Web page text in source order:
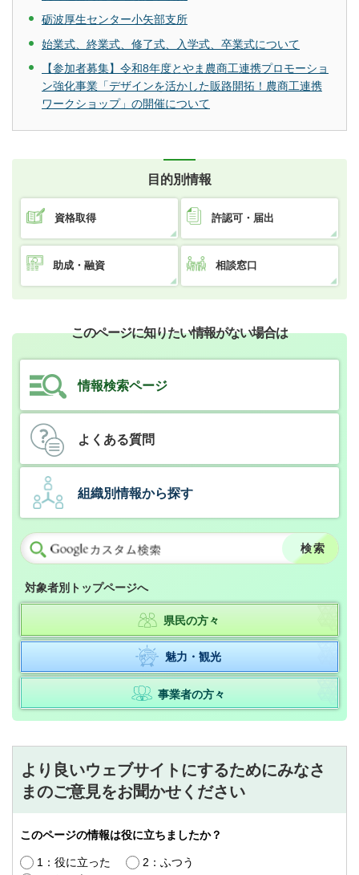
砺波厚生センター小矢部支所
始業式、終業式、修了式、入学式、卒業式について
【参加者募集】令和8年度とやま農商工連携プロモーショ
ン強化事業「デザインを活かした販路開拓！農商工連携
ワークショップ」の開催について
目的別情報
資格取得 許認可・届出
助成・融資 相談窓口
このページに知りたい情報がない場合は
情報検索ページ
よくある質問
組織別情報から探す
対象者別トップページへ
県民の方々
魅力・観光
事業者の方々
より良いウェブサイトにするためにみなさ
まのご意見をお聞かせください
このページの情報は役に立ちましたか？
1：役に立った
2：ふつう